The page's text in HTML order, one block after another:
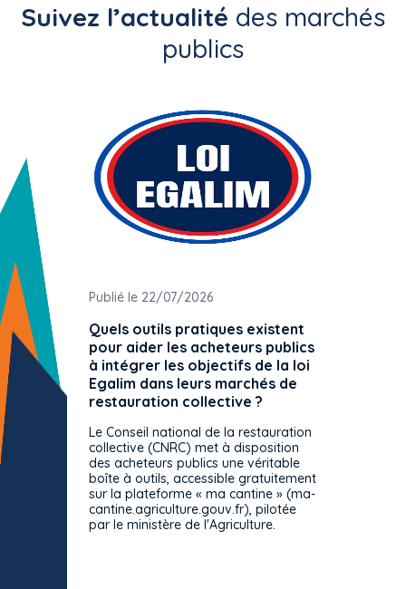
Suivez l’actualité des marchés
publics
Publié le 22/07/2026
Quels outils pratiques existent
pour aider les acheteurs publics
à intégrer les objectifs de la loi
Egalim dans leurs marchés de
restauration collective ?
Le Conseil national de la restauration
collective (CNRC) met à disposition
des acheteurs publics une véritable
boîte à outils, accessible gratuitement
sur la plateforme « ma cantine » (ma-
cantine.agriculture.gouv.fr), pilotée
par le ministère de l'Agriculture.